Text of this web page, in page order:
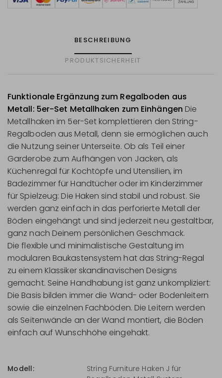
BESCHREIBUNG
PRODUKTSICHERHEIT
Funktionale Ergänzung zum Regalboden aus
Metall: 5er-Set Metallhaken zum Einhängen Die
Metallhaken im 5er-Set komplettieren den String-
Regalboden aus Metall, denn sie ermöglichen auch
die Nutzung seiner Unterseite. Ob als Teil einer
Garderobe zum Aufhängen von Jacken, als
Küchenregal für Kochtöpfe und Utensilien, im
Badezimmer für Handtücher oder im Kinderzimmer
für Spielzeug: Die Haken sind stabil und robust. Sie
werden ganz einfach in das perforierte Metall der
Böden eingehängt und sind jederzeit neu gestaltbar,
ganz nach Deinem persönlichen Geschmack.
Die flexible und minimalistische Gestaltung im
modularen Baukastensystem hat das String-Regal
zu einem Klassiker skandinavischen Designs
gemacht. Seine Handhabung ist ganz unkompliziert:
Die Basis bilden immer die Wand- oder Bodenleitern
sowie die einzelnen Fachböden. Die Leitern werden
als Seitenwände an der Wand montiert, die Böden
einfach auf Wunschhöhe eingehakt.
Modell:
String Furniture Haken J für